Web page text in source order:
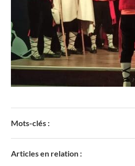
Mots-clés :
Articles en relation :